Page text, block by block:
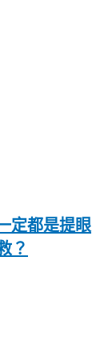
定都是提眼
？